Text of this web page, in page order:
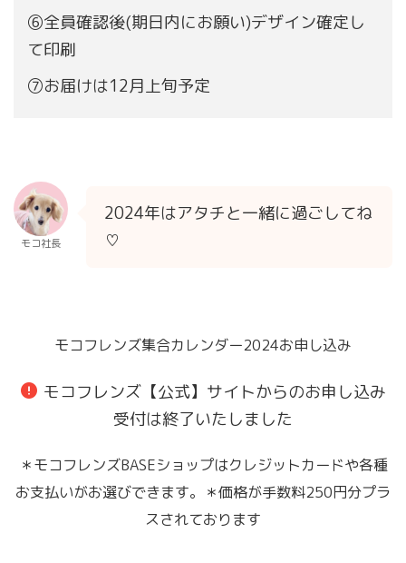
⑥全員確認後(期日内にお願い)デザイン確定し
て印刷
⑦お届けは12月上旬予定
モコ社長
2024年はアタチと一緒に過ごしてね
♡
モコフレンズ集合カレンダー2024お申し込み
モコフレンズ【公式】サイトからのお申し込み
受付は終了いたしました
＊モコフレンズBASEショップはクレジットカードや各種
お支払いがお選びできます。＊価格が手数料250円分プラ
スされております